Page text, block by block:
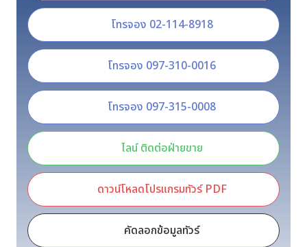
โทรจอง 02-114-8918
โทรจอง 097-310-0016
โทรจอง 097-315-0008
ไลน์ ติดต่อฝ่ายขาย
ดาวน์โหลดโปรแกรมทัวร์ PDF
คัดลอกข้อมูลทัวร์